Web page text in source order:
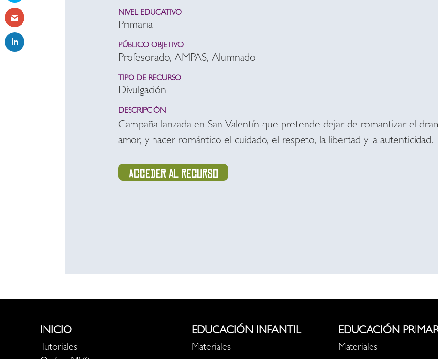
NIVEL EDUCATIVO
Primaria
PÚBLICO OBJETIVO
Profesorado, AMPAS, Alumnado
TIPO DE RECURSO
Divulgación
DESCRIPCIÓN
Campaña lanzada en San Valentín que pretende dejar de romantizar el
amor, y hacer romántico el cuidado, el respeto, la libertad y la autenticidad.
Acceder al recurso
INICIO
Tutoriales
EDUCACIÓN INFANTIL
Materiales
EDUCACIÓN
Materiales